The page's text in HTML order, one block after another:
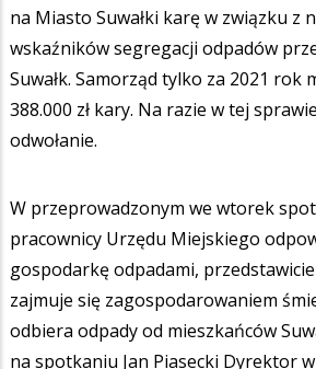
na Miasto Suwałki karę w związku z
wskaźników segregacji odpadów
Suwałk. Samorząd tylko za 2021 rok
388.000 zł kary. Na razie w tej
odwołanie.
W przeprowadzonym we wtorek
pracownicy Urzędu Miejskiego
gospodarkę odpadami,
zajmuje się zagospodarowaniem
odbiera odpady od mieszkańców
na spotkaniu Jan Piasecki Dyrektor w